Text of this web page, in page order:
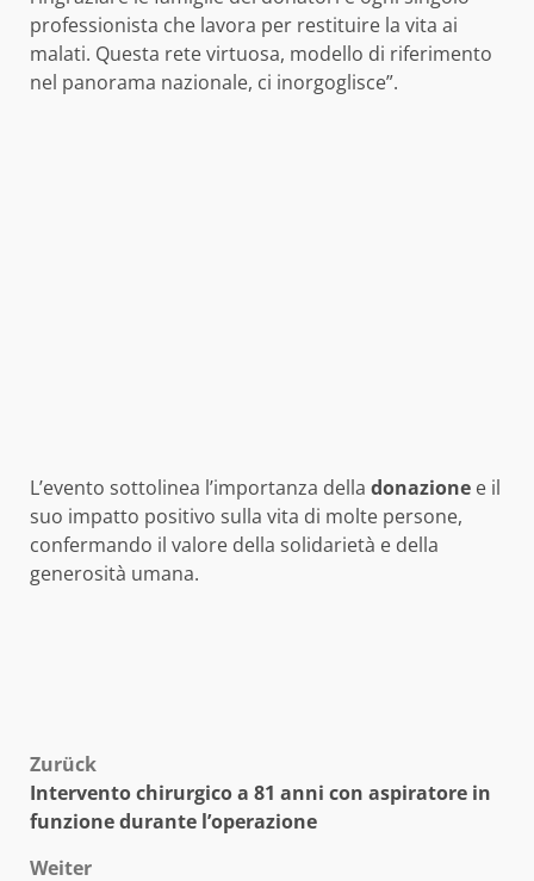
professionista che lavora per restituire la vita ai
malati. Questa rete virtuosa, modello di riferimento
nel panorama nazionale, ci inorgoglisce”.
L’evento sottolinea l’importanza della donazione e il
suo impatto positivo sulla vita di molte persone,
confermando il valore della solidarietà e della
generosità umana.
Beitragsnavigation
Zurück
Intervento chirurgico a 81 anni con aspiratore in
funzione durante l’operazione
Weiter